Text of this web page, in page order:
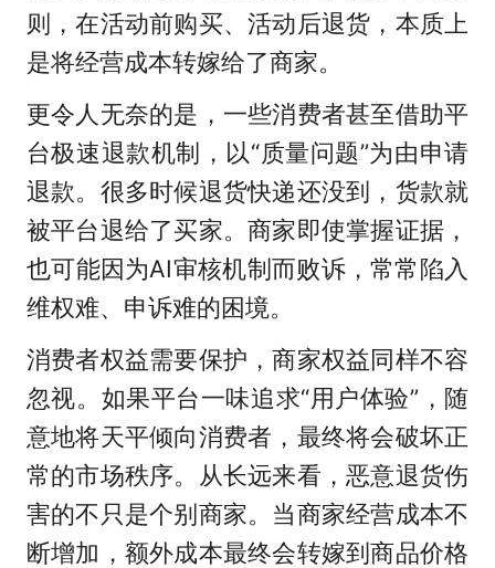
则，在活动前购买、活动后退货，本质上
是将经营成本转嫁给了商家。
更令人无奈的是，一些消费者甚至借助平
台极速退款机制，以“质量问题”为由申请
退款。很多时候退货快递还没到，货款就
被平台退给了买家。商家即使掌握证据，
也可能因为AI审核机制而败诉，常常陷入
维权难、申诉难的困境。
消费者权益需要保护，商家权益同样不容
忽视。如果平台一味追求“用户体验”，随
意地将天平倾向消费者，最终将会破坏正
常的市场秩序。从长远来看，恶意退货伤
害的不只是个别商家。当商家经营成本不
断增加，额外成本最终会转嫁到商品价格